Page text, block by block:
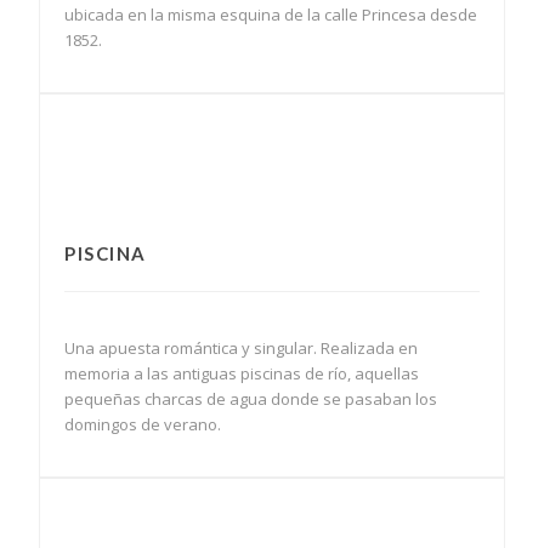
ubicada en la misma esquina de la calle Princesa desde
1852.
PISCINA
Una apuesta romántica y singular. Realizada en
memoria a las antiguas piscinas de río, aquellas
pequeñas charcas de agua donde se pasaban los
domingos de verano.